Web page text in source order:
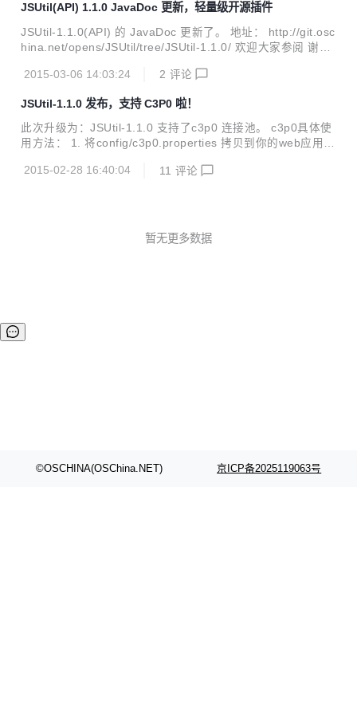
一个轻量级的开源插件。17K的大小让你的web应用瞬间轻松
拥有log和数据库访问映射功能(DAO)。支持 mysql、Sql serv
er、ora...
JSUtil(API) 1.1.0 JavaDoc 更新，轻量级开源插件
JSUtil-1.1.0(API) 的 JavaDoc 更新了。 地址： http://git.osc
hina.net/opens/JSUtil/tree/JSUtil-1.1.0/ 欢迎大家参阅 谢
K的大小让你的web应用瞬间轻松拥有log和数据库访问映射功
a href="http://static.oschina.net/uploads/space/2015/021
5/155447_cOwe_2313055.jpg" ...
2015-03-06 14:03:24 2 评论
JSUtil-1.1.0 发布，支持 C3P0 啦！
此次升级为：JSUtil-1.1.0 支持了c3p0 连接池。 c3p0具体使
用方法： 1. 将config/c3p0.properties 拷贝到你的web应用的
据项目实际情况修改c3p0.properties文件。 3. 打开 XX\WEB
endent-libs下的c3p0-0.9.5...
2015-02-28 16:40:04 11 评论
暂无更多数据
©OSCHINA(OSChina.NET) 京ICP备2025119063号